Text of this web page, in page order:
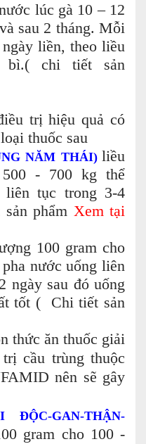
lúc gà 10 – 12
sau 2 tháng. Mỗi
liền, theo liều
bì.( chi tiết sản
trị hiệu quả có
thuốc sau
NĂM THÁI) liều
- 700 kg thể
liên tục trong 3-4
phẩm Xem tại
100 gram cho
nước uống liên
ngày sau đó uống
tốt ( Chi tiết sản
thức ăn thuốc giải
cầu trùng thuộc
nên sẽ gây
ĐỘC-GAN-THẬN-
gram cho 100 -